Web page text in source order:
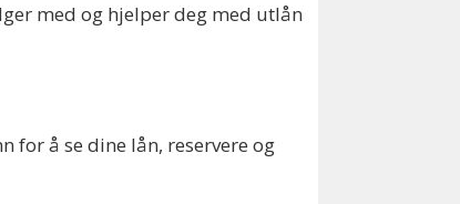
med og hjelper deg med utlån
for å se dine lån, reservere og